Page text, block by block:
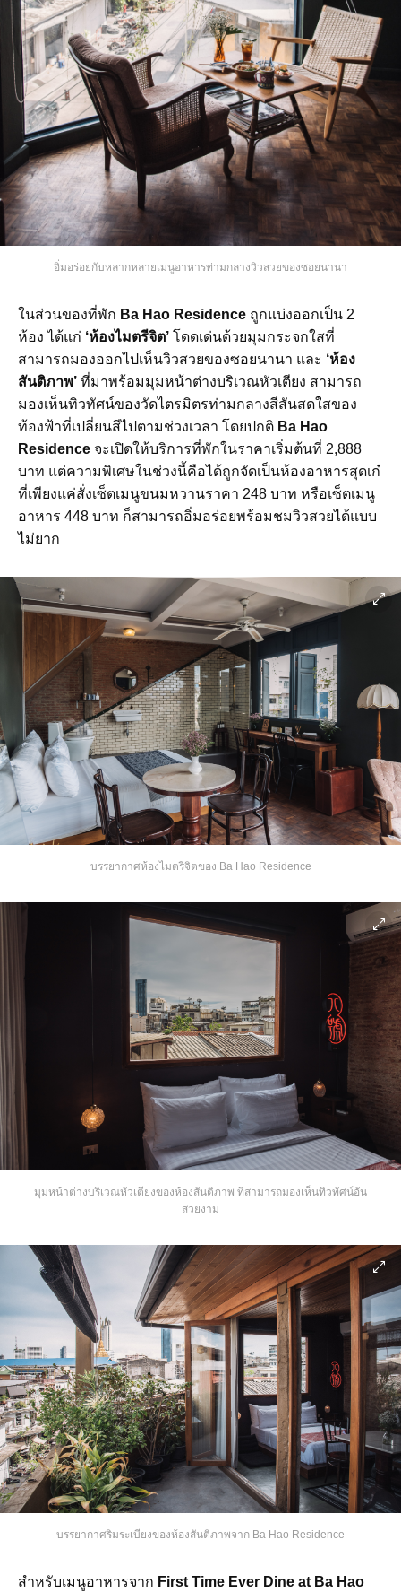
อิ่มอร่อยกับหลากหลายเมนูอาหารท่ามกลางวิวสวยของซอยนานา
ในส่วนของที่พัก Ba Hao Residence ถูกแบ่งออกเป็น 2
ห้อง ได้แก่ ‘ห้องไมตรีจิต’ โดดเด่นด้วยมุมกระจกใสที่
สามารถมองออกไปเห็นวิวสวยของซอยนานา และ ‘ห้อง
สันติภาพ’ ที่มาพร้อมมุมหน้าต่างบริเวณหัวเตียง สามารถ
มองเห็นทิวทัศน์ของวัดไตรมิตรท่ามกลางสีสันสดใสของ
ท้องฟ้าที่เปลี่ยนสีไปตามช่วงเวลา โดยปกติ Ba Hao
Residence จะเปิดให้บริการที่พักในราคาเริ่มต้นที่ 2,888
บาท แต่ความพิเศษในช่วงนี้คือได้ถูกจัดเป็นห้องอาหารสุดเก๋
ที่เพียงแค่สั่งเซ็ตเมนูขนมหวานราคา 248 บาท หรือเซ็ตเมนู
อาหาร 448 บาท ก็สามารถอิ่มอร่อยพร้อมชมวิวสวยได้แบบ
ไม่ยาก
บรรยากาศห้องไมตรีจิตของ Ba Hao Residence
มุมหน้าต่างบริเวณหัวเตียงของห้องสันติภาพ ที่สามารถมองเห็นทิวทัศน์อัน
สวยงาม
บรรยากาศริมระเบียงของห้องสันติภาพจาก Ba Hao Residence
สำหรับเมนูอาหารจาก First Time Ever Dine at Ba Hao